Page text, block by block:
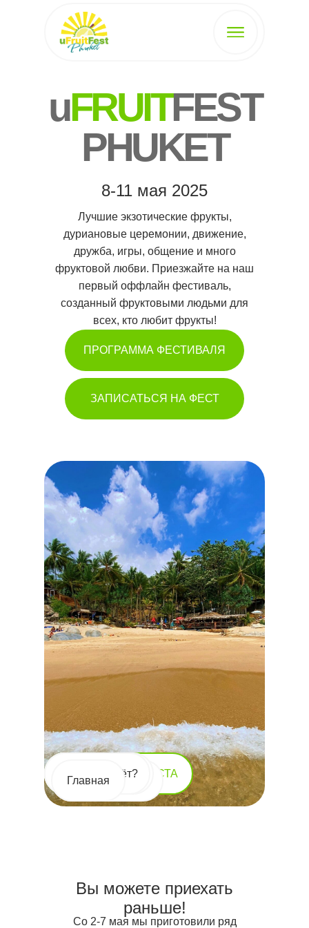
ВИДЕООБЗОР МЕСТА
Стоимость
Частые вопросы
Программа
Фруктовые люди
Что меня ждёт?
Главная
8-11 мая 2025
uFRUITFEST
PHUKET
Лучшие экзотические фрукты,
дуриановые церемонии, движение,
дружба, игры, общение и много
фруктовой любви. Приезжайте на наш
первый оффлайн фестиваль,
созданный фруктовыми людьми для
всех, кто любит фрукты!
ЗАПИСАТЬСЯ НА ФЕСТ
ПРОГРАММА ФЕСТИВАЛЯ
Со 2-7 мая мы приготовили ряд
Вы можете приехать
раньше!